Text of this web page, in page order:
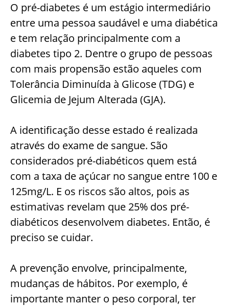
O pré-diabetes é um estágio intermediário
entre uma pessoa saudável e uma diabética
e tem relação principalmente com a
diabetes tipo 2. Dentre o grupo de pessoas
com mais propensão estão aqueles com
Tolerância Diminuída à Glicose (TDG) e
Glicemia de Jejum Alterada (GJA).
A identificação desse estado é realizada
através do exame de sangue. São
considerados pré-diabéticos quem está
com a taxa de açúcar no sangue entre 100 e
125mg/L. E os riscos são altos, pois as
estimativas revelam que 25% dos pré-
diabéticos desenvolvem diabetes. Então, é
preciso se cuidar.
A prevenção envolve, principalmente,
mudanças de hábitos. Por exemplo, é
importante manter o peso corporal, ter